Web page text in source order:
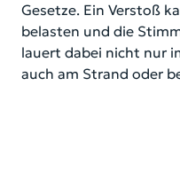
Gesetze. Ein Verstoß
belasten und die
lauert dabei nicht nur
auch am Strand oder